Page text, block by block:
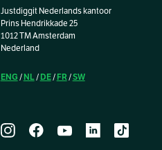
Justdiggit Nederlands kantoor
Prins Hendrikkade 25
1012 TM Amsterdam
Nederland
ENG / NL/ DE/ FR/SW